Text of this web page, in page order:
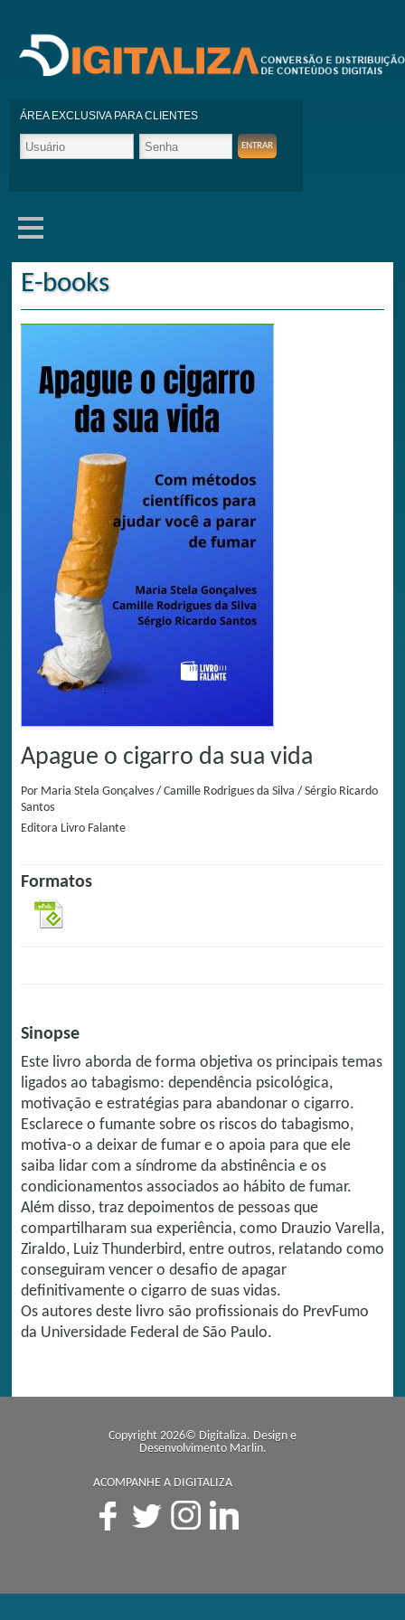
ÁREA EXCLUSIVA PARA CLIENTES
E-books
Apague o cigarro da sua vida
Por Maria Stela Gonçalves / Camille Rodrigues da Silva / Sérgio Ricardo
Santos
Editora Livro Falante
Formatos
Sinopse
Este livro aborda de forma objetiva os principais temas
ligados ao tabagismo: dependência psicológica,
motivação e estratégias para abandonar o cigarro.
Esclarece o fumante sobre os riscos do tabagismo,
motiva-o a deixar de fumar e o apoia para que ele
saiba lidar com a síndrome da abstinência e os
condicionamentos associados ao hábito de fumar.
Além disso, traz depoimentos de pessoas que
compartilharam sua experiência, como Drauzio Varella,
Ziraldo, Luiz Thunderbird, entre outros, relatando como
conseguiram vencer o desafio de apagar
definitivamente o cigarro de suas vidas.
Os autores deste livro são profissionais do PrevFumo
da Universidade Federal de São Paulo.
Copyright 2026© Digitaliza. Design e
Desenvolvimento Marlin.
ACOMPANHE A DIGITALIZA